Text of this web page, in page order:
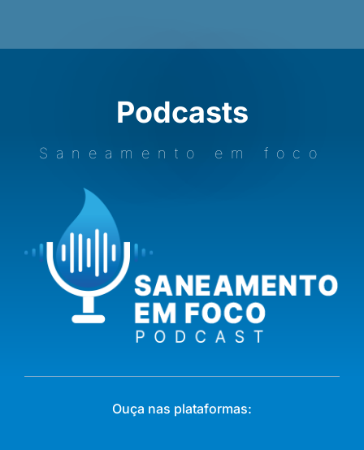
Podcasts
Saneamento em foco
Ouça nas plataformas: